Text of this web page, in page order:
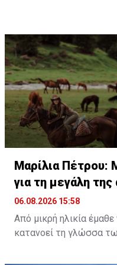
Πηγή: ΑΠΕ-ΜΠΕ
εμπειρία την
εντυπωσιακές
Διαβάστε
Διαβάστε επίσης:
Figaro για τη μεγάλη
Μαρίλια Πέτρου:
για τη μεγάλη
06.08.2026 15:58
Από μικρή ηλικία
κατανοεί τη γλώσσα